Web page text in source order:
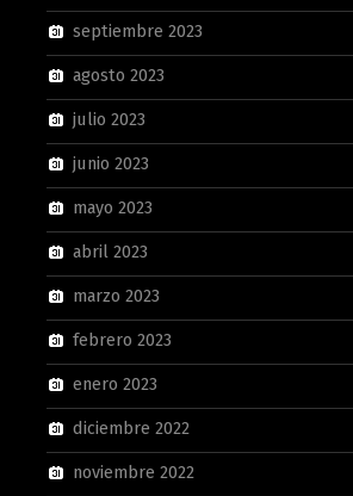
septiembre 2023
agosto 2023
julio 2023
junio 2023
mayo 2023
abril 2023
marzo 2023
febrero 2023
enero 2023
diciembre 2022
noviembre 2022